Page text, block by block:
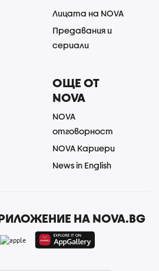
Лицата на NOVA
Предавания и
сериали
ОЩЕ ОТ
NOVA
NOVA
отговорност
NOVA Кариери
News in English
НА NOVA.BG